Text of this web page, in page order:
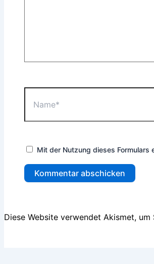
Mit der Nutzung dieses
Diese Website verwendet Akismet, um